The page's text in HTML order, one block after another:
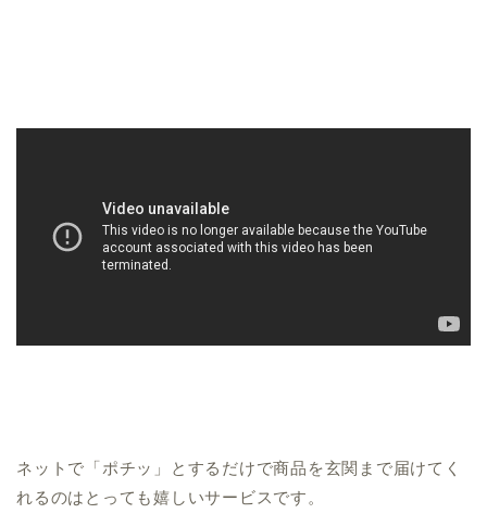
ネットで「ポチッ」とするだけで商品を玄関まで届けてく
れるのはとっても嬉しいサービスです。